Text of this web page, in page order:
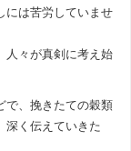
には苦労していませ
人々が真剣に考え始
で、挽きたての穀類
深く伝えていきた